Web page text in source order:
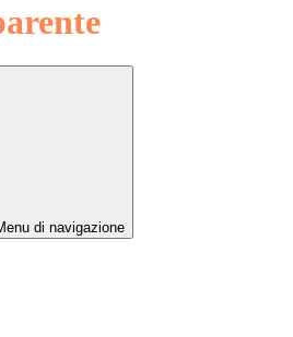
di navigazione